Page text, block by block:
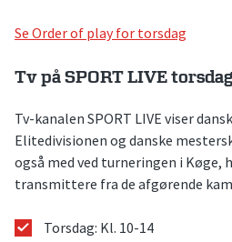
Se Order of play for torsdag
Tv på SPORT LIVE
Tv-kanalen SPORT LIVE viser
Elitedivisionen og danske
også med ved turneringen i Køge,
transmittere fra de afgørende
Torsdag: Kl. 10-14